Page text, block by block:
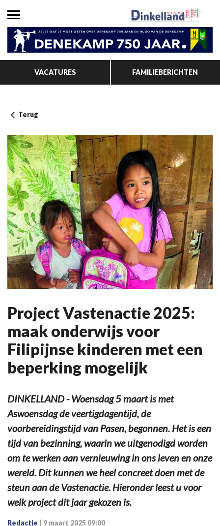
VACATURES FAMILIEBERICHTEN
Terug
Project Vastenactie 2025:
maak onderwijs voor
Filipijnse kinderen met een
beperking mogelijk
DINKELLAND - Woensdag 5 maart is met
Aswoensdag de veertigdagentijd, de
voorbereidingstijd van Pasen, begonnen. Het is een
tijd van bezinning, waarin we uitgenodigd worden
om te werken aan vernieuwing in ons leven en onze
wereld. Dit kunnen we heel concreet doen met de
steun aan de Vastenactie. Hieronder leest u voor
welk project dit jaar gekozen is.
Redactie 9 maart 2025 09:00